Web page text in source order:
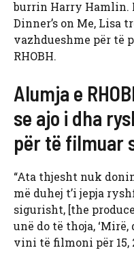
burrin Harry Hamlin.
Dinner’s on Me, Lisa
vazhdueshme për të
RHOBH.
Alumja e
se ajo i dha
për të filmuar
“Ata thjesht nuk
më duhej t’i jepja
sigurisht, [the
unë do të thoja,
vini të filmoni për 15,